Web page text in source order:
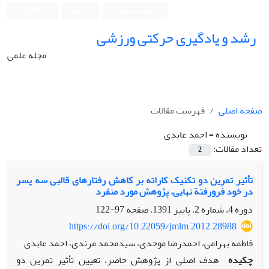
رشد و یادگیری حرکتی ورزشی
مجله علمی
صفحه اصلی
فهرست مقالات
نویسنده =احمد عابدی
تعداد مقالات:
2
تأثیر تمرین دو تکنیک کاراته بر کاهش رفتارهای قالبی سه پسر
در خود فرورفتة نهایی، پژوهش مورد منفرد
دوره 4، شماره 2، پاییز 1391، صفحه
97-122
https://doi.org/10.22059/jmlm.2012.28988
فاطمه بهرامی، احمدرضا موحدی، سیدمحمد مرندی، احمد عابدی
چکیده هدف اصلی از پژوهش حاضر، تعیین تأثیر تمرین دو